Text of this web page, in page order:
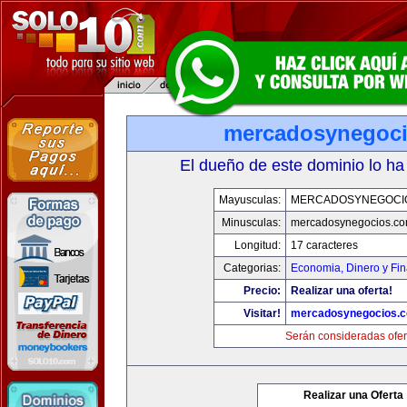
El dueño de este dominio lo
Mayusculas:
Minusculas:
Longitud:
17 caracteres
Categorias:
Economia, Dinero y
Precio:
Realizar una oferta!
Visitar!
Serán consideradas
Realizar una Oferta